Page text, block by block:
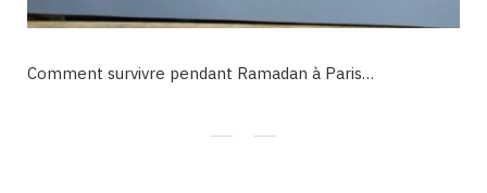
Comment survivre pendant Ramadan à Paris…